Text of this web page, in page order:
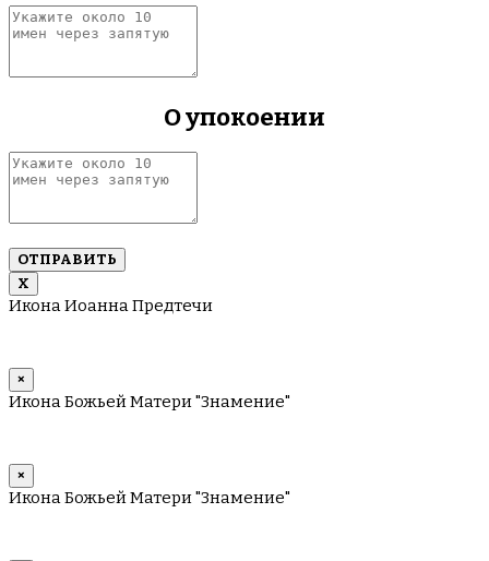
Укажите
около
имен
О упокоении
Укажите
около
имен
запятую
Х
Икона Иоанна Предтечи
×
Икона Божьей Матери "Знамение"
×
Икона Божьей Матери "Знамение"